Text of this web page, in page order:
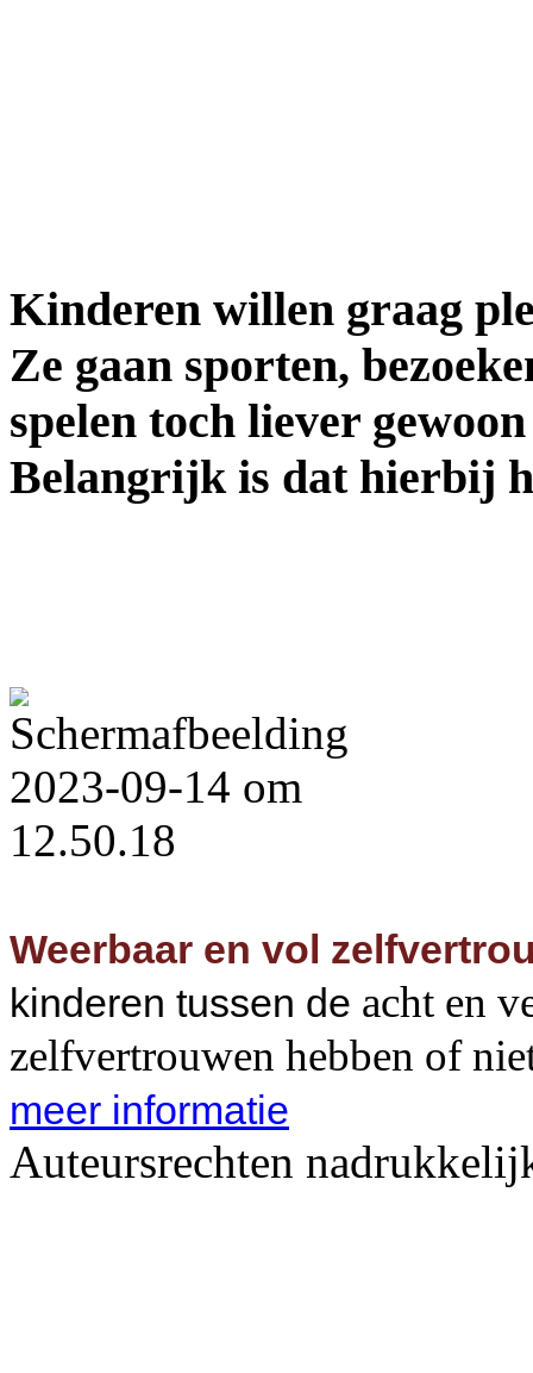
Kinderen willen graag
Ze gaan sporten,
spelen toch liever
Belangrijk is dat hierbij
Weerbaar en vol
kinderen tussen de acht en
zelfvertrouwen hebben of
meer informatie
Auteursrechten